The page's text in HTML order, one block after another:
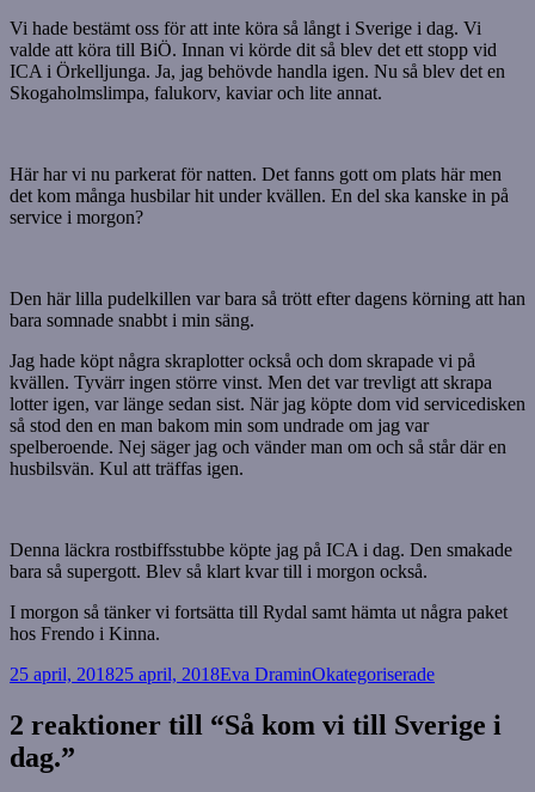
Vi hade bestämt oss för att inte köra så långt i Sverige i dag. Vi
valde att köra till BiÖ. Innan vi körde dit så blev det ett stopp vid
ICA i Örkelljunga. Ja, jag behövde handla igen. Nu så blev det en
Skogaholmslimpa, falukorv, kaviar och lite annat.
Här har vi nu parkerat för natten. Det fanns gott om plats här men
det kom många husbilar hit under kvällen. En del ska kanske in på
service i morgon?
Den här lilla pudelkillen var bara så trött efter dagens körning att han
bara somnade snabbt i min säng.
Jag hade köpt några skraplotter också och dom skrapade vi på
kvällen. Tyvärr ingen större vinst. Men det var trevligt att skrapa
lotter igen, var länge sedan sist. När jag köpte dom vid servicedisken
så stod den en man bakom min som undrade om jag var
spelberoende. Nej säger jag och vänder man om och så står där en
husbilsvän. Kul att träffas igen.
Denna läckra rostbiffsstubbe köpte jag på ICA i dag. Den smakade
bara så supergott. Blev så klart kvar till i morgon också.
I morgon så tänker vi fortsätta till Rydal samt hämta ut några paket
hos Frendo i Kinna.
Postat
25 april, 201825 april, 2018Författare
Eva DraminKategorier
Okategoriserade
2 reaktioner till “Så kom vi till Sverige i
dag.”